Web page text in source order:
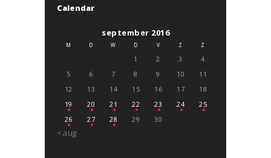
Calendar
september 2016
M D W D V Z Z
1 2 3
4
5
6 7 8 9 10
11
12
13 14 15 16 17
18
19
20 21 22 23 24
25
26
27 28 29 30
« aug